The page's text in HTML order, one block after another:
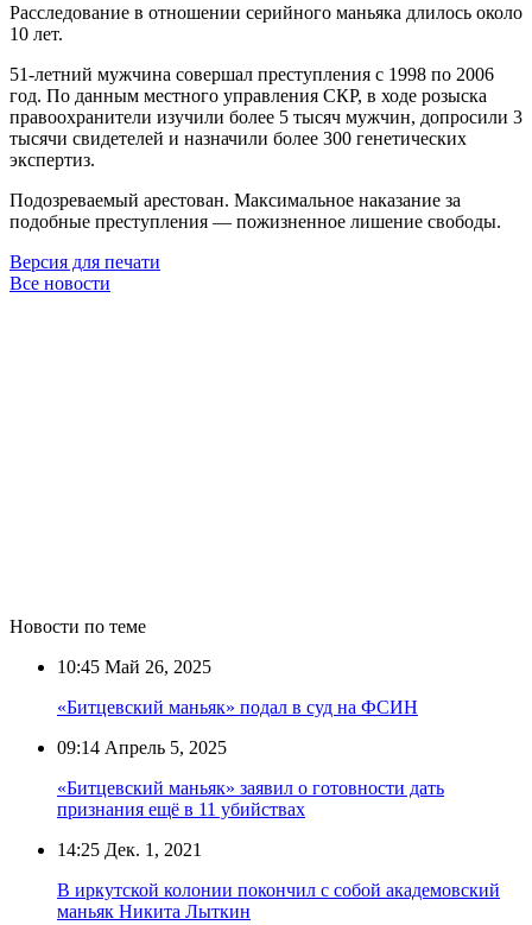
Расследование в отношении серийного маньяка длилось около
10 лет.
51-летний мужчина совершал преступления с 1998 по 2006
год. По данным местного управления СКР, в ходе розыска
правоохранители изучили более 5 тысяч мужчин, допросили 3
тысячи свидетелей и назначили более 300 генетических
экспертиз.
Подозреваемый арестован. Максимальное наказание за
подобные преступления — пожизненное лишение свободы.
Версия для печати
Все новости
Новости по теме
10:45 Май 26, 2025
«Битцевский маньяк» подал в суд на ФСИН
09:14 Апрель 5, 2025
«Битцевский маньяк» заявил о готовности дать
признания ещё в 11 убийствах
14:25 Дек. 1, 2021
В иркутской колонии покончил с собой академовский
маньяк Никита Лыткин